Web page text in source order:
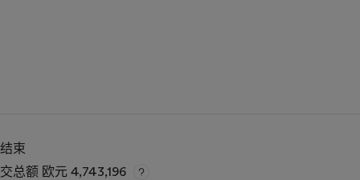
束
总额 欧元 4,743,196